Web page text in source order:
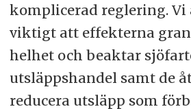
komplicerad reglering. Vi
viktigt att effekterna
helhet och beaktar
utsläppshandel samt de
reducera utsläpp som